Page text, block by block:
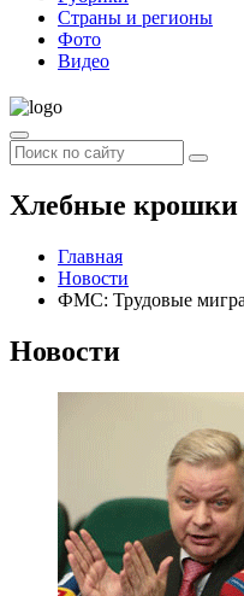
Страны и регионы
Фото
Видео
Хлебные крошки
Главная
Новости
ФМС: Трудовые
Новости